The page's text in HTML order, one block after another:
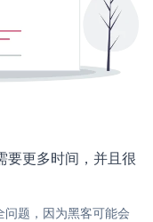
更多时间，并且很
题，因为黑客可能会